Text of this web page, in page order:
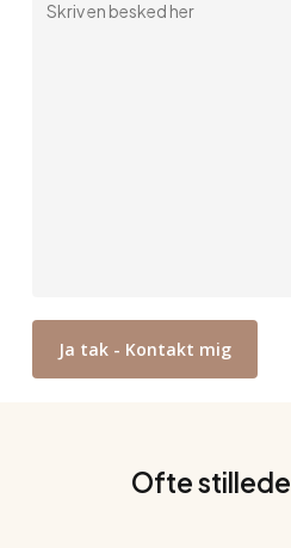
Ofte stillede